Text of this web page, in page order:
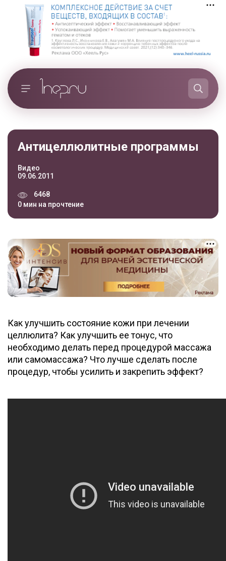
Антицеллюлитные программы
Видео
09.06.2011
6468
0 мин на прочтение
Как улучшить состояние кожи при лечении
целлюлита? Как улучшить ее тонус, что
необходимо делать перед процедурой массажа
или самомассажа? Что лучше сделать после
процедур, чтобы усилить и закрепить эффект?